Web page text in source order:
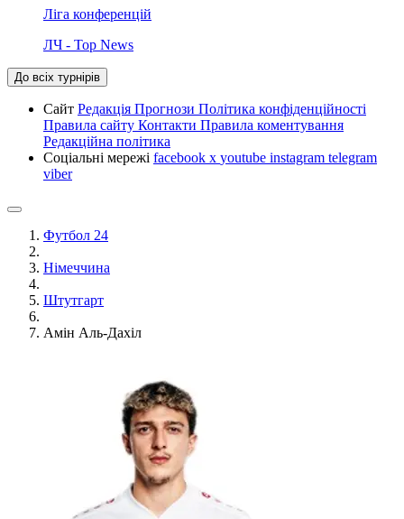
Ліга конференцій
ЛЧ - Top News
До всіх турнірів
Сайт Редакція Прогнози Політика конфіденційності
Правила сайту Контакти Правила коментування
Редакційна політика
Соціальні мережі facebook x youtube instagram telegram
viber
Футбол 24
Німеччина
Штутгарт
Амін Аль-Дахіл